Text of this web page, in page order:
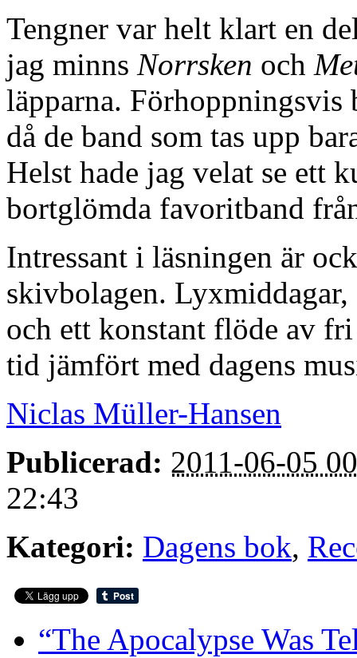
Tengner var helt klart en
jag minns Norrsken och
läpparna.
då de band som tas upp
Helst hade jag velat se ett
bortglömda favoritband
Intressant i läsningen är
skivbolagen.
och ett konstant flöde av
tid jämfört med dagens
Niclas Müller-Hansen
Publicerad: 2011-06-05
22:43
Kategori: Dagens bok,
“The Apocalypse Was